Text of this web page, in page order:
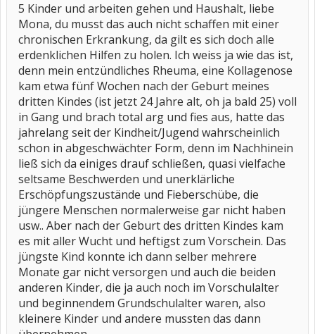
Wow das ist Wahnsinn. 5Kinder und arbeiten plus Haushalt und die
Krankheit. Das würde ich nicht schaffen.
Ja mach das auch mal lieber das kann dir nicht gut tun. Was ist mit
deinem Mann? Versteht der es?
5 Kinder und arbeiten gehen und Haushalt, liebe
Mona, du musst das auch nicht schaffen mit einer
chronischen Erkrankung, da gilt es sich doch alle
erdenklichen Hilfen zu holen. Ich weiss ja wie das ist,
denn mein entzündliches Rheuma, eine Kollagenose
kam etwa fünf Wochen nach der Geburt meines
dritten Kindes (ist jetzt 24 Jahre alt, oh ja bald 25) voll
in Gang und brach total arg und fies aus, hatte das
jahrelang seit der Kindheit/Jugend wahrscheinlich
schon in abgeschwächter Form, denn im Nachhinein
ließ sich da einiges drauf schließen, quasi vielfache
seltsame Beschwerden und unerklärliche
Erschöpfungszustände und Fieberschübe, die
jüngere Menschen normalerweise gar nicht haben
usw.. Aber nach der Geburt des dritten Kindes kam
es mit aller Wucht und heftigst zum Vorschein. Das
jüngste Kind konnte ich dann selber mehrere
Monate gar nicht versorgen und auch die beiden
anderen Kinder, die ja auch noch im Vorschulalter
und beginnendem Grundschulalter waren, also
kleinere Kinder und andere mussten das dann